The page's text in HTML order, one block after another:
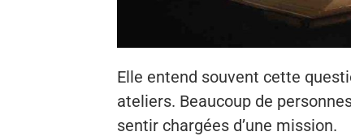
Elle entend souvent cette
ateliers. Beaucoup de
sentir chargées d’une mission.